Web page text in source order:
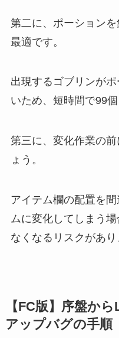
第二に、ポーション
最適です。
出現するゴブリンが
いため、短時間で99個
第三に、変化作業の
ょう。
アイテム欄の配置を
ムに変化してしまう
なくなるリスクがあり
【FC版】序盤か
アップバグの手順